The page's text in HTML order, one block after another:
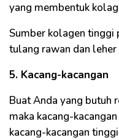
yang membentuk
Sumber kolagen tinggi
tulang rawan dan leher
5. Kacang-kacangan
Buat Anda yang butuh
maka kacang-
kacang-kacangan